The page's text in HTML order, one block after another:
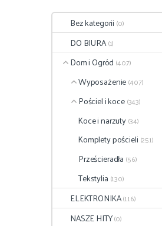
Bez kategorii (0)
DO BIURA(1)
Dom i Ogród (407)
Wyposażenie(407)
Pościel i koce(343)
Koce i narzuty(34)
Komplety pościeli (251)
Prześcieradła (56)
Tekstylia (130)
ELEKTRONIKA(116)
NASZE HITY(0)